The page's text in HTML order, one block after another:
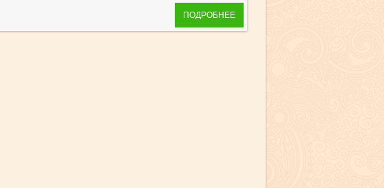
ПОДРОБНЕЕ